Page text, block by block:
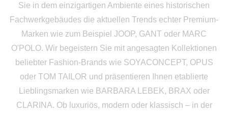
Sie in dem einzigartigen Ambiente eines historischen
Fachwerkgebäudes die aktuellen Trends echter Premium-
Marken wie zum Beispiel JOOP, GANT oder MARC
O'POLO. Wir begeistern Sie mit angesagten Kollektionen
beliebter Fashion-Brands wie SOYACONCEPT, OPUS
oder TOM TAILOR und präsentieren Ihnen etablierte
Lieblingsmarken wie BARBARA LEBEK, BRAX oder
CLARINA. Ob luxuriös, modern oder klassisch – in der